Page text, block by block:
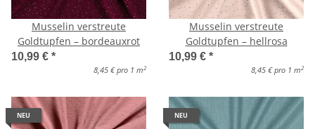
Musselin verstreute
Goldtupfen – bordeauxrot
10,99 € *
8,45 € pro 1 m 2
Musselin verstreute
Goldtupfen – hellrosa
10,99 € *
8,45 € pro 1 m 2
NEU NEU